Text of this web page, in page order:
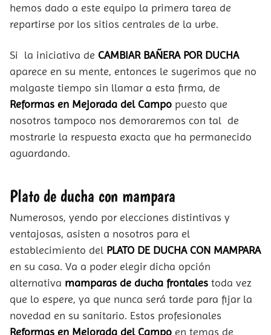
hemos dado a este equipo la primera tarea de
repartirse por los sitios centrales de la urbe.
Si la iniciativa de CAMBIAR BAÑERA POR DUCHA
aparece en su mente, entonces le sugerimos que no
malgaste tiempo sin llamar a esta firma, de
Reformas en Mejorada del Campo puesto que
nosotros tampoco nos demoraremos con tal de
mostrarle la respuesta exacta que ha permanecido
aguardando.
Plato de ducha con mampara
Numerosos, yendo por elecciones distintivas y
ventajosas, asisten a nosotros para el
establecimiento del PLATO DE DUCHA CON MAMPARA
en su casa. Va a poder elegir dicha opción
alternativa mamparas de ducha frontales toda vez
que lo espere, ya que nunca será tarde para fijar la
novedad en su sanitario. Estos profesionales
Reformas en Mejorada del Campo en temas de